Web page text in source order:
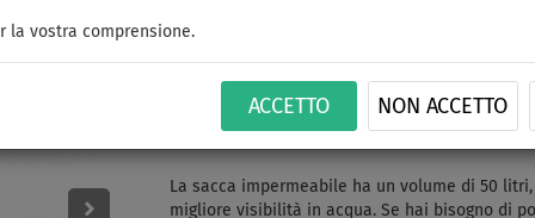
la vostra comprensione.
ACCETTO NON ACCETTO
Sacca impermeabile
50l per SUP - colore:
La sacca impermeabile ha un volume di 50
migliore visibilità in acqua. Se hai bisogno di